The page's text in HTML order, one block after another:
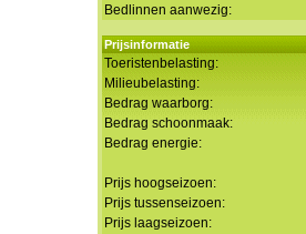
Bedlinnen aanwezig:
Prijsinformatie
Toeristenbelasting:
Milieubelasting:
Bedrag waarborg:
Bedrag schoonmaak:
Bedrag energie:
Prijs hoogseizoen:
Prijs tussenseizoen:
Prijs laagseizoen: